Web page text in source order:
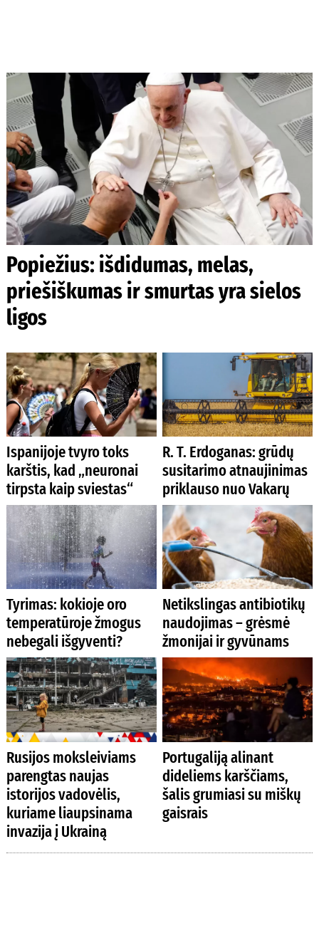
Popiežius: išdidumas, melas,
priešiškumas ir smurtas yra sielos
ligos
Ispanijoje tvyro toks
karštis, kad „neuronai
tirpsta kaip sviestas“
R. T. Erdoganas: grūdų
susitarimo atnaujinimas
priklauso nuo Vakarų
Tyrimas: kokioje oro
temperatūroje žmogus
nebegali išgyventi?
Netikslingas antibiotikų
naudojimas – grėsmė
žmonijai ir gyvūnams
Rusijos moksleiviams
parengtas naujas
istorijos vadovėlis,
kuriame liaupsinama
invazija į Ukrainą
Portugaliją alinant
dideliems karščiams,
šalis grumiasi su miškų
gaisrais